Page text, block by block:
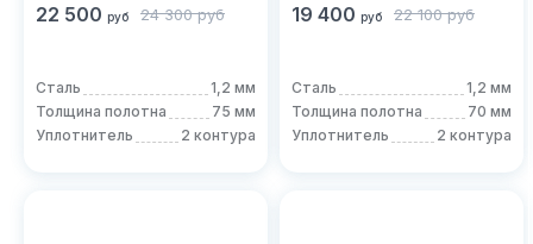
22 500 руб 24 300 руб
Сталь
1,2 мм
Толщина полотна
75 мм
Уплотнитель
2 контура
19 400 руб 22 100 руб
Сталь
1,2 мм
Толщина полотна
70 мм
Уплотнитель
2 контура